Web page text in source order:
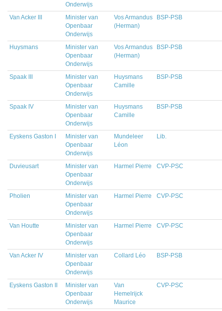
Onderwijs
Van Acker III
Minister van
Openbaar
Onderwijs
Vos Armandus
(Herman)
BSP-PSB
Huysmans
Minister van
Openbaar
Onderwijs
Vos Armandus
(Herman)
BSP-PSB
Spaak III
Minister van
Openbaar
Onderwijs
Huysmans
Camille
BSP-PSB
Spaak IV
Minister van
Openbaar
Onderwijs
Huysmans
Camille
BSP-PSB
Eyskens Gaston I
Minister van
Openbaar
Onderwijs
Mundeleer
Léon
Lib.
Duvieusart
Minister van
Openbaar
Onderwijs
Harmel Pierre CVP-PSC
Pholien
Minister van
Openbaar
Onderwijs
Harmel Pierre CVP-PSC
Van Houtte
Minister van
Openbaar
Onderwijs
Harmel Pierre CVP-PSC
Van Acker IV
Minister van
Openbaar
Onderwijs
Collard Léo BSP-PSB
Eyskens Gaston II
Minister van
Openbaar
Onderwijs
Van
Hemelrijck
Maurice
CVP-PSC